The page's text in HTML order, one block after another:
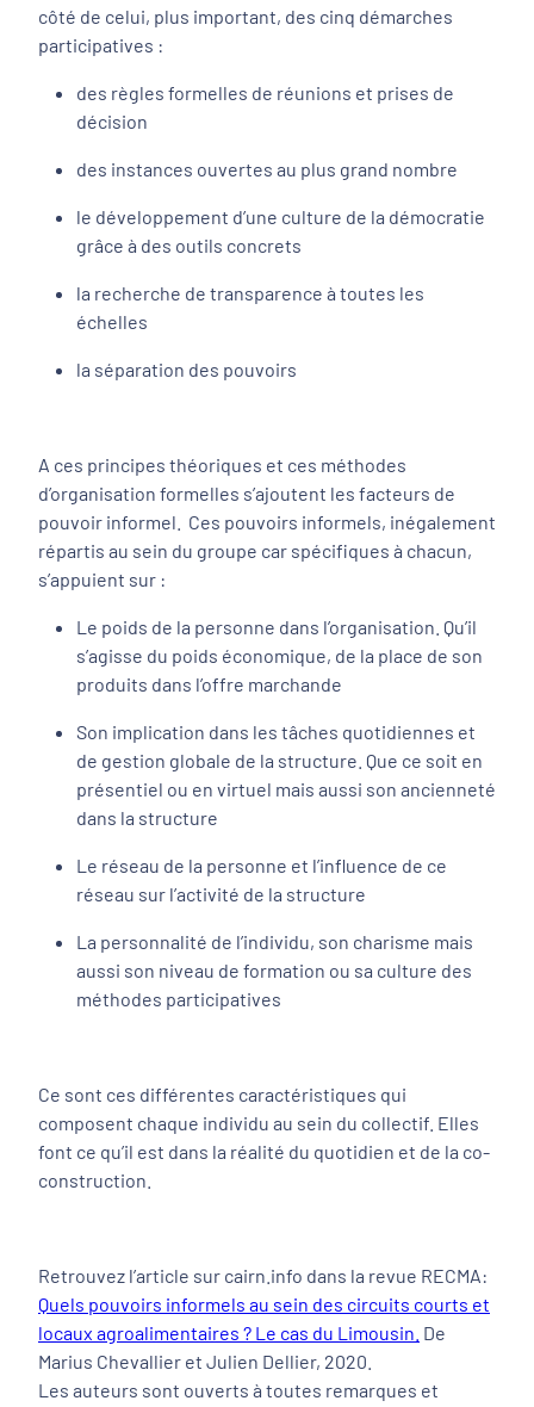
côté de celui, plus important, des cinq démarches
participatives :
des règles formelles de réunions et prises de
décision
des instances ouvertes au plus grand nombre
le développement d’une culture de la démocratie
grâce à des outils concrets
la recherche de transparence à toutes les
échelles
la séparation des pouvoirs
A ces principes théoriques et ces méthodes
d’organisation formelles s’ajoutent les facteurs de
pouvoir informel. Ces pouvoirs informels, inégalement
répartis au sein du groupe car spécifiques à chacun,
s’appuient sur :
Le poids de la personne dans l’organisation. Qu’il
s’agisse du poids économique, de la place de son
produits dans l’offre marchande
Son implication dans les tâches quotidiennes et
de gestion globale de la structure. Que ce soit en
présentiel ou en virtuel mais aussi son ancienneté
dans la structure
Le réseau de la personne et l’influence de ce
réseau sur l’activité de la structure
La personnalité de l’individu, son charisme mais
aussi son niveau de formation ou sa culture des
méthodes participatives
Ce sont ces différentes caractéristiques qui
composent chaque individu au sein du collectif. Elles
font ce qu’il est dans la réalité du quotidien et de la co-
construction.
Retrouvez l’article sur cairn.info dans la revue RECMA:
Quels pouvoirs informels au sein des circuits courts et
locaux agroalimentaires ? Le cas du Limousin. De
Marius Chevallier et Julien Dellier, 2020.
Les auteurs sont ouverts à toutes remarques et